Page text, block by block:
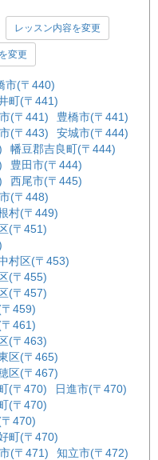
レッスン内容を変更
変更
市(〒440)
町(〒441)
(〒441)
豊橋市(〒441)
(〒443)
安城市(〒444)
幡豆郡吉良町(〒444)
豊田市(〒444)
西尾市(〒445)
(〒448)
村(〒449)
(〒451)
村区(〒453)
(〒455)
(〒457)
459)
461)
(〒463)
区(〒465)
区(〒467)
(〒470)
日進市(〒470)
(〒470)
470)
町(〒470)
(〒471)
知立市(〒472)